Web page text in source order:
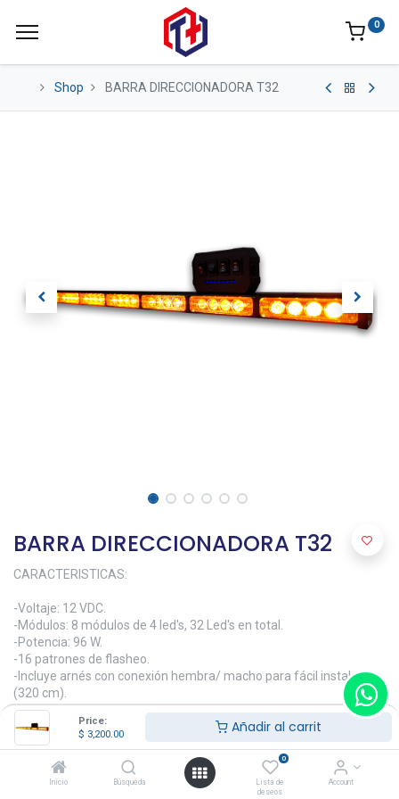
Price:
$ 3,200.00 Añadir al carrit
Inicio Búsqueda
0
Lista de
deseos
Account
0
Shop BARRA DIRECCIONADORA T32
BARRA DIRECCIONADORA T32
CARACTERISTICAS:
-Voltaje: 12 VDC.
-Módulos: 8 módulos de 4 led's, 32 Led's en total.
-Potencia: 96 W.
-16 patrones de flasheo.
-Incluye arnés con conexión hembra/ macho para fácil instalación
(320 cm).
-Riel para ajuste de herrajes y tornillería Impermeable y a prueba
de golpes.
-Conexión a toma de 12V.
-Cuenta con controlador ON-OFF, cambio de patrón de flasheo.
-Temperatura de trabajo: -50° to 45 °C